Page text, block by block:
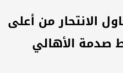
الانتحار من أعلى
صدمة الأهالي